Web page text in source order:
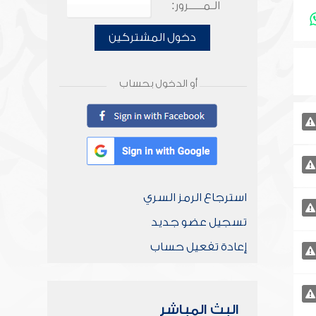
الـمـــــرور:
دخول المشتركين
أو الدخول بحساب
استرجاع الرمز السري
تسجيل عضو جديد
إعادة تفعيل حساب
البث المباشر